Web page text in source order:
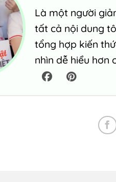
Là một người
tất cả nội dung
tổng hợp kiến
nhìn dễ hiểu hơn